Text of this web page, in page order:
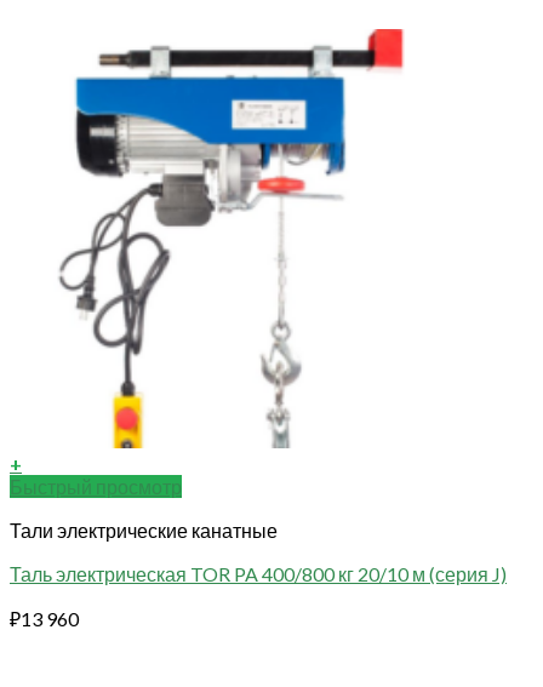
+
Быстрый просмотр
Тали электрические канатные
Таль электрическая TOR PA 400/800 кг 20/10 м (серия J)
₽13 960